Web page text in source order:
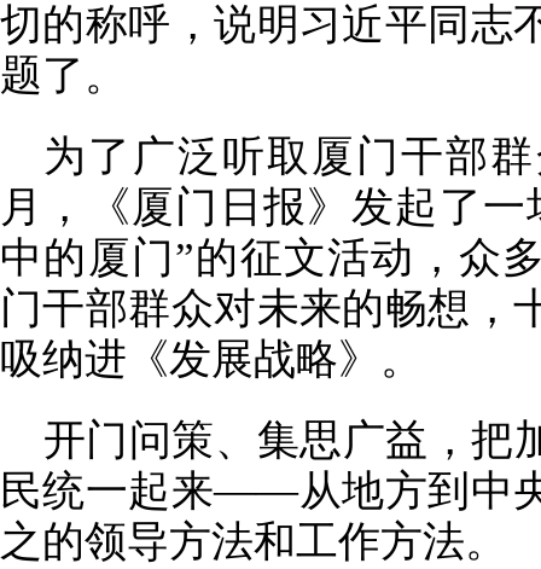
切的称呼，说明习近平同志
题了。
为了广泛听取厦门干部
月，《厦门日报》发起了
中的厦门”的征文活动，众
门干部群众对未来的畅想，
吸纳进《发展战略》。
开门问策、集思广益，把
民统一起来——从地方到中
之的领导方法和工作方法。